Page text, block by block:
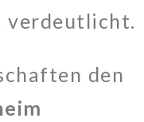
verdeutlicht.
den